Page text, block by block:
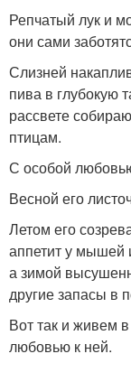
Репчатый лук и
они сами
Слизней
пива в глубокую
рассвете
птицам.
С особой
Весной его
Летом его
аппетит у мышей
а зимой
другие запасы в
Вот так и живем
любовью к ней.